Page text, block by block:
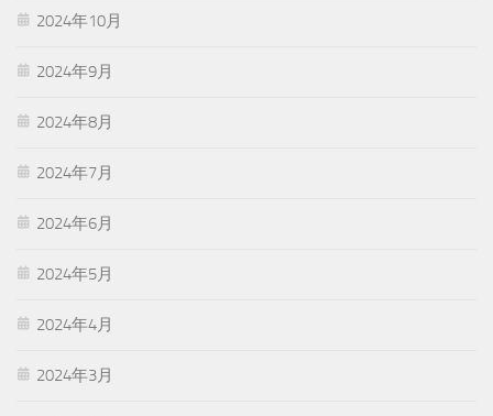
2024年10月
2024年9月
2024年8月
2024年7月
2024年6月
2024年5月
2024年4月
2024年3月